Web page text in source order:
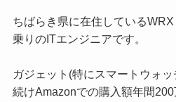
ちばらき県に在住している
乗りのITエンジニアです。
ガジェット(特にスマートウォ
続けAmazonでの購入額年間200